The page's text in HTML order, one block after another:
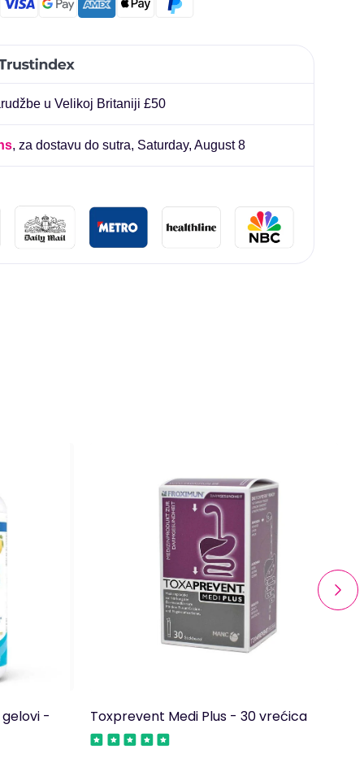
proizvodi, s brzom isporukom sljedećeg dana. Welzo koristimo već više od
u Velikoj Britaniji £50
, za dostavu do sutra, Saturday, August 8
-
Toxprevent Medi Plus - 30 vrećica